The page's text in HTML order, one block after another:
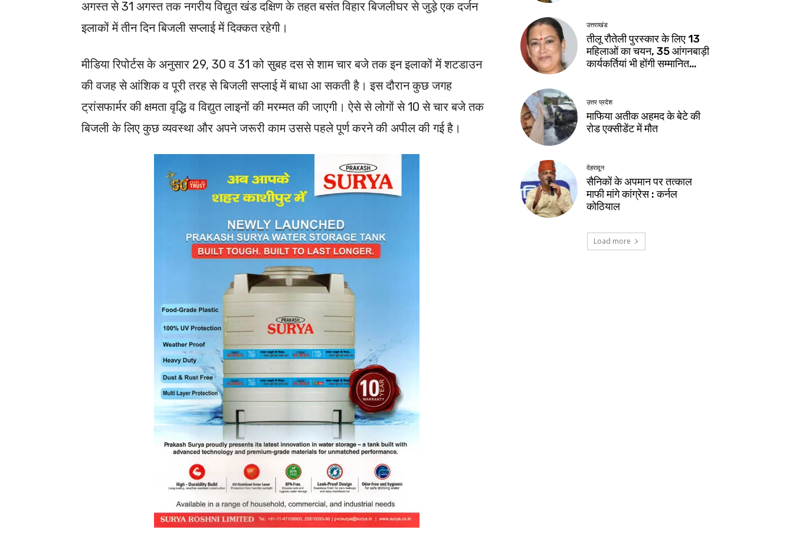
अगस्त से 31 अगस्त तक नगरीय विद्युत खंड दक्षिण के तहत बसंत विहार बिजलीघर से जुड़े एक दर्जन
इलाकों में तीन दिन बिजली सप्लाई में दिक्कत रहेगी।
मीडिया रिपोर्टस के अनुसार 29, 30 व 31 को सुबह दस से शाम चार बजे तक इन इलाकों में शटडाउन
की वजह से आंशिक व पूरी तरह से बिजली सप्लाई में बाधा आ सकती है। इस दौरान कुछ जगह
ट्रांसफार्मर की क्षमता वृद्धि व विद्युत लाइनों की मरम्मत की जाएगी। ऐसे से लोगों से 10 से चार बजे तक
बिजली के लिए कुछ व्यवस्था और अपने जरूरी काम उससे पहले पूर्ण करने की अपील की गई है।
उत्तराखंड
तीलू रौतेली पुरस्कार के लिए 13
महिलाओं का चयन, 35 आंगनबाड़ी
कार्यकर्तियां भी होंगी सम्मानित…
उत्तर प्रदेश
माफिया अतीक अहमद के बेटे की
रोड एक्सीडेंट में मौत
देहरादून
सैनिकों के अपमान पर तत्काल
माफी मांगे कांग्रेस : कर्नल
कोठियाल
Load more